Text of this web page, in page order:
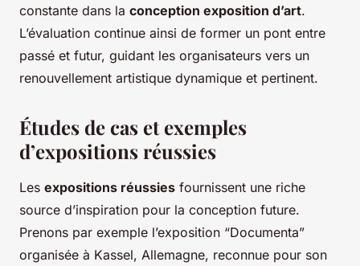
constante dans la conception exposition d’art.
L’évaluation continue ainsi de former un pont entre
passé et futur, guidant les organisateurs vers un
renouvellement artistique dynamique et pertinent.
Études de cas et exemples
d’expositions réussies
Les expositions réussies fournissent une riche
source d’inspiration pour la conception future.
Prenons par exemple l’exposition “Documenta”
organisée à Kassel, Allemagne, reconnue pour son